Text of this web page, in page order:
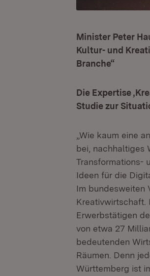
Minister Peter
Kultur- und
Branche“
Die Expertise
Studie zur
„Wie kaum eine
bei, nachhaltiges
Transformations-
Ideen für die
Im bundesweiten
Kreativwirtschaft.
Erwerbstätigen
von etwa 27
bedeutenden
Räumen. Denn
Württemberg ist